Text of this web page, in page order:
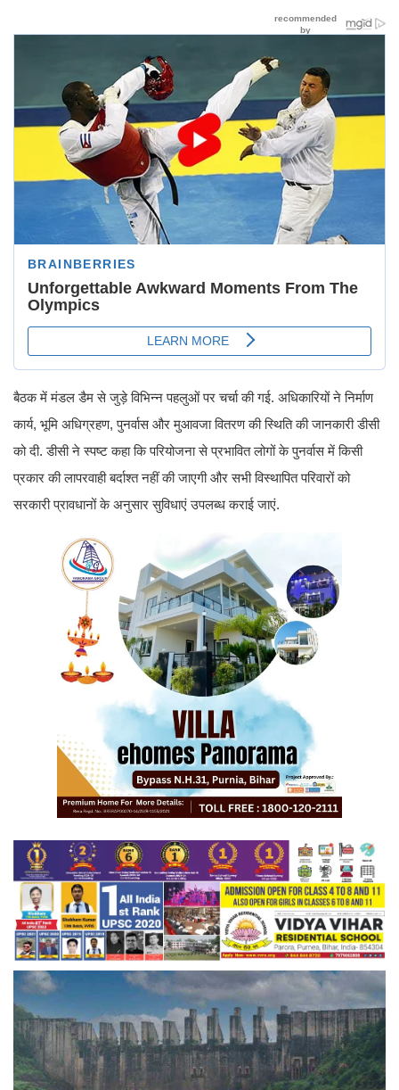
बैठक में मंडल डैम से जुड़े विभिन्न पहलुओं पर चर्चा की गई. अधिकारियों ने निर्माण
कार्य, भूमि अधिग्रहण, पुनर्वास और मुआवजा वितरण की स्थिति की जानकारी डीसी
को दी. डीसी ने स्पष्ट कहा कि परियोजना से प्रभावित लोगों के पुनर्वास में किसी
प्रकार की लापरवाही बर्दाश्त नहीं की जाएगी और सभी विस्थापित परिवारों को
सरकारी प्रावधानों के अनुसार सुविधाएं उपलब्ध कराई जाएं.